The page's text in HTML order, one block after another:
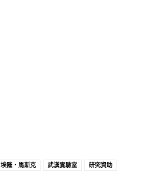
埃隆．馬斯克 武漢實驗室
研究資助